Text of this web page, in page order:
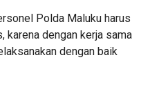
Polda Maluku harus
karena dengan kerja sama
dengan baik